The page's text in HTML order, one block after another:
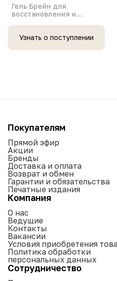
Гель Брейн для
восстановления и
повышения памяти,
способностей, 1
Узнать о поступлении
Покупателям
Прямой эфир
Акции
Бренды
Доставка и оплата
Возврат и обмен
Гарантии и обязательства
Печатные издания
Компания
О нас
Ведущие
Контакты
Вакансии
Условия приобретения
Политика обработки
персональных данных
Сотрудничество